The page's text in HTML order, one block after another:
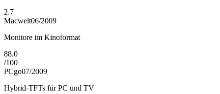
2.7
Macwelt06/2009
Monitore im Kinoformat
88.0
/100
PCgo07/2009
Hybrid-TFTs für PC und TV